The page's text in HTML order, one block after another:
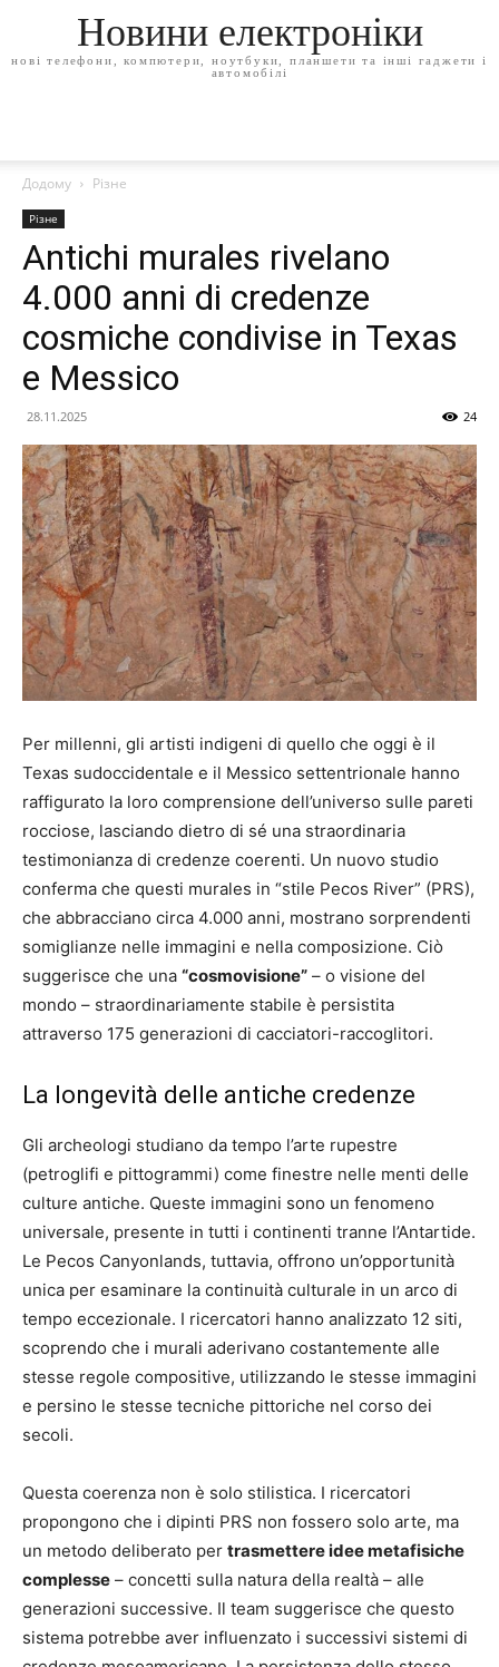
Новини електроніки
нові телефони, компютери, ноутбуки, планшети та інші гаджети і
автомобілі
Додому Різне
Різне
Antichi murales rivelano
4.000 anni di credenze
cosmiche condivise in Texas
e Messico
28.11.2025 24
Per millenni, gli artisti indigeni di quello che oggi è il
Texas sudoccidentale e il Messico settentrionale hanno
raffigurato la loro comprensione dell’universo sulle pareti
rocciose, lasciando dietro di sé una straordinaria
testimonianza di credenze coerenti. Un nuovo studio
conferma che questi murales in “stile Pecos River” (PRS),
che abbracciano circa 4.000 anni, mostrano sorprendenti
somiglianze nelle immagini e nella composizione. Ciò
suggerisce che una “cosmovisione” – o visione del
mondo – straordinariamente stabile è persistita
attraverso 175 generazioni di cacciatori-raccoglitori.
La longevità delle antiche credenze
Gli archeologi studiano da tempo l’arte rupestre
(petroglifi e pittogrammi) come finestre nelle menti delle
culture antiche. Queste immagini sono un fenomeno
universale, presente in tutti i continenti tranne l’Antartide.
Le Pecos Canyonlands, tuttavia, offrono un’opportunità
unica per esaminare la continuità culturale in un arco di
tempo eccezionale. I ricercatori hanno analizzato 12 siti,
scoprendo che i murali aderivano costantemente alle
stesse regole compositive, utilizzando le stesse immagini
e persino le stesse tecniche pittoriche nel corso dei
secoli.
Questa coerenza non è solo stilistica. I ricercatori
propongono che i dipinti PRS non fossero solo arte, ma
un metodo deliberato per trasmettere idee metafisiche
complesse – concetti sulla natura della realtà – alle
generazioni successive. Il team suggerisce che questo
sistema potrebbe aver influenzato i successivi sistemi di